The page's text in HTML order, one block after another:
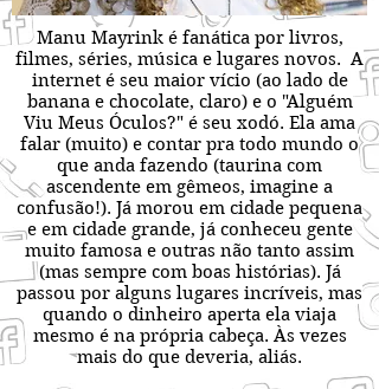
Manu Mayrink é fanática por livros,
filmes, séries, música e lugares novos. A
internet é seu maior vício (ao lado de
banana e chocolate, claro) e o "Alguém
Viu Meus Óculos?" é seu xodó. Ela ama
falar (muito) e contar pra todo mundo o
que anda fazendo (taurina com
ascendente em gêmeos, imagine a
confusão!). Já morou em cidade pequena
e em cidade grande, já conheceu gente
muito famosa e outras não tanto assim
(mas sempre com boas histórias). Já
passou por alguns lugares incríveis, mas
quando o dinheiro aperta ela viaja
mesmo é na própria cabeça. Às vezes
mais do que deveria, aliás.